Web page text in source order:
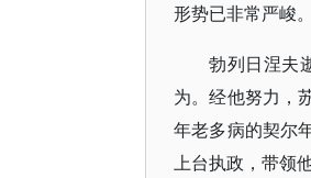
形势已非常严峻。
勃列日涅夫
为。经他努力，
年老多病的契尔
上台执政，带领